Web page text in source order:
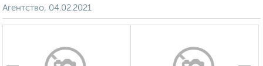
Агентство, 04.02.2021